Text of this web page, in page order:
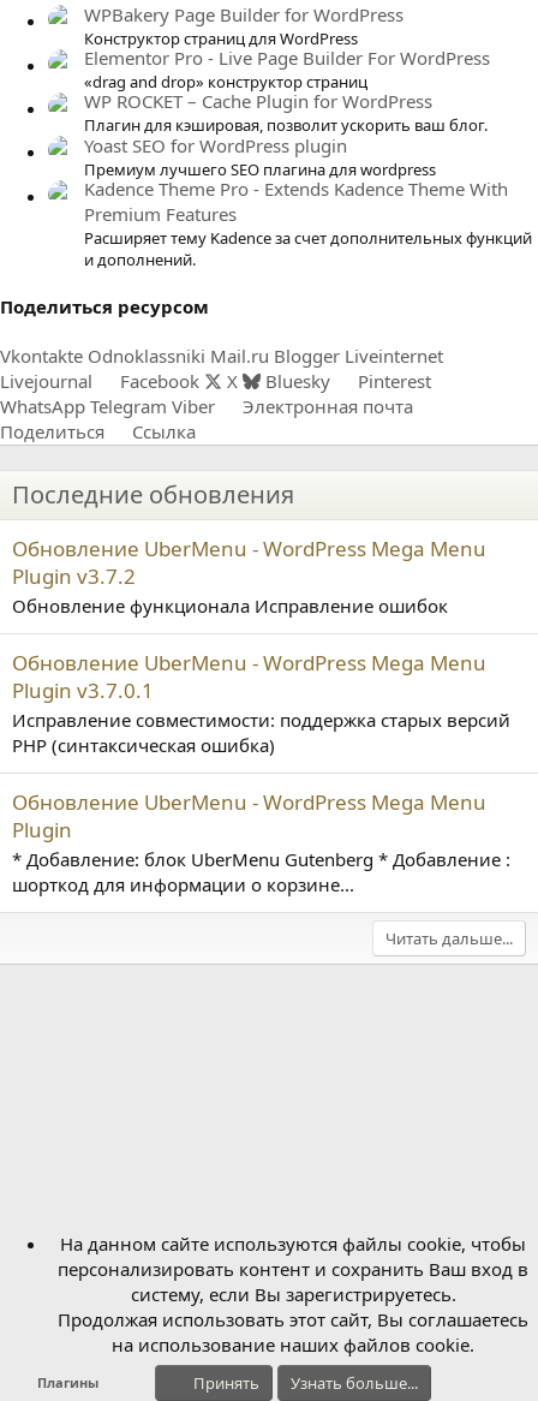
WPBakery Page Builder for WordPress
Конструктор страниц для WordPress
Elementor Pro - Live Page Builder For WordPress
«drag and drop» конструктор страниц
WP ROCKET – Cache Plugin for WordPress
Плагин для кэшировая, позволит ускорить ваш блог.
Yoast SEO for WordPress plugin
Премиум лучшего SEO плагина для wordpress
Kadence Theme Pro - Extends Kadence Theme With
Premium Features
Расширяет тему Kadence за счет дополнительных функций
и дополнений.
Поделиться ресурсом
Vkontakte Odnoklassniki Mail.ru Blogger Liveinternet
Livejournal
Facebook X Bluesky
Pinterest
WhatsApp Telegram Viber
Электронная почта
Поделиться
Ссылка
Последние обновления
Обновление UberMenu - WordPress Mega Menu
Plugin v3.7.2
Обновление функционала Исправление ошибок
Обновление UberMenu - WordPress Mega Menu
Plugin v3.7.0.1
Исправление совместимости: поддержка старых версий
PHP (синтаксическая ошибка)
Обновление UberMenu - WordPress Mega Menu
Plugin
* Добавление: блок UberMenu Gutenberg * Добавление :
шорткод для информации о корзине...
Читать дальше...
Плагины
На данном сайте используются файлы cookie, чтобы
персонализировать контент и сохранить Ваш вход в
систему, если Вы зарегистрируетесь.
Продолжая использовать этот сайт, Вы соглашаетесь
на использование наших файлов cookie.
Принять Узнать больше...